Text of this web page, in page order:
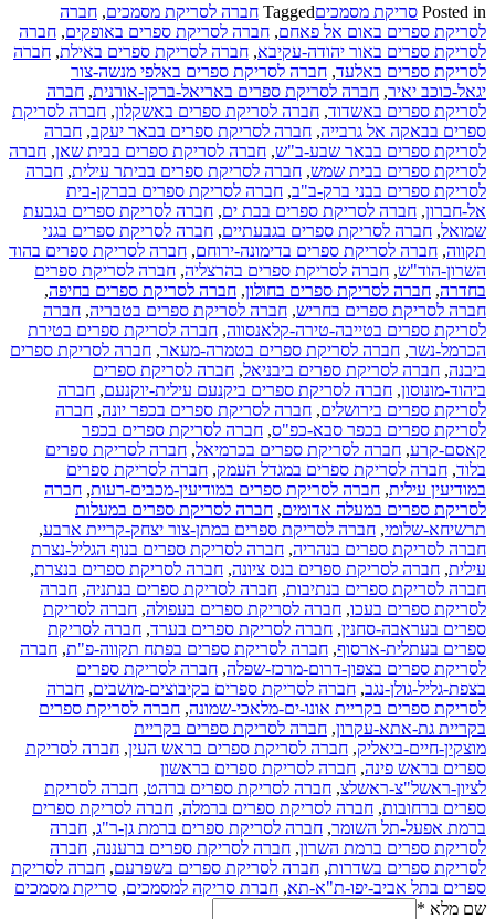
Posted in סריקת מסמכיםTagged חברה לסריקת מסמכים, חברה
לסריקת ספרים באום אל פאחם, חברה לסריקת ספרים באופקים, חברה
לסריקת ספרים באור יהודה-עקיבא, חברה לסריקת ספרים באילת, חברה
לסריקת ספרים באלעד, חברה לסריקת ספרים באלפי מנשה-צור
יגאל-כוכב יאיר, חברה לסריקת ספרים באריאל-ברקן-אורנית, חברה
לסריקת ספרים באשדוד, חברה לסריקת ספרים באשקלון, חברה לסריקת
ספרים בבאקה אל גרבייה, חברה לסריקת ספרים בבאר יעקב, חברה
לסריקת ספרים בבאר שבע-ב"ש, חברה לסריקת ספרים בבית שאן, חברה
לסריקת ספרים בבית שמש, חברה לסריקת ספרים בביתר עילית, חברה
לסריקת ספרים בבני ברק-ב"ב, חברה לסריקת ספרים בברקן-בית
אל-חברון, חברה לסריקת ספרים בבת ים, חברה לסריקת ספרים בגבעת
שמואל, חברה לסריקת ספרים בגבעתיים, חברה לסריקת ספרים בגני
תקווה, חברה לסריקת ספרים בדימונה-ירוחם, חברה לסריקת ספרים בהוד
השרון-הוד"ש, חברה לסריקת ספרים בהרצליה, חברה לסריקת ספרים
בחדרה, חברה לסריקת ספרים בחולון, חברה לסריקת ספרים בחיפה,
חברה לסריקת ספרים בחריש, חברה לסריקת ספרים בטבריה, חברה
לסריקת ספרים בטייבה-טירה-קלאנסווה, חברה לסריקת ספרים בטירת
הכרמל-נשר, חברה לסריקת ספרים בטמרה-מעאר, חברה לסריקת ספרים
ביבנה, חברה לסריקת ספרים ביבניאל, חברה לסריקת ספרים
ביהוד-מונוסון, חברה לסריקת ספרים ביקנעם עילית-יוקנעם, חברה
לסריקת ספרים בירושלים, חברה לסריקת ספרים בכפר יונה, חברה
לסריקת ספרים בכפר סבא-כפ"ס, חברה לסריקת ספרים בכפר
קאסם-קרע, חברה לסריקת ספרים בכרמיאל, חברה לסריקת ספרים
בלוד, חברה לסריקת ספרים במגדל העמק, חברה לסריקת ספרים
במודיעין עילית, חברה לסריקת ספרים במודיעין-מכבים-רעות, חברה
לסריקת ספרים במעלה אדומים, חברה לסריקת ספרים במעלות
תרשיחא-שלומי, חברה לסריקת ספרים במתן-צור יצחק-קריית ארבע,
חברה לסריקת ספרים בנהריה, חברה לסריקת ספרים בנוף הגליל-נצרת
עילית, חברה לסריקת ספרים בנס ציונה, חברה לסריקת ספרים בנצרת,
חברה לסריקת ספרים בנתיבות, חברה לסריקת ספרים בנתניה, חברה
לסריקת ספרים בעכו, חברה לסריקת ספרים בעפולה, חברה לסריקת
ספרים בעראבה-סחנין, חברה לסריקת ספרים בערד, חברה לסריקת
ספרים בעתלית-ארסוף, חברה לסריקת ספרים בפתח תקווה-פ"ת, חברה
לסריקת ספרים בצפון-דרום-מרכז-שפלה, חברה לסריקת ספרים
בצפת-גליל-גולן-נגב, חברה לסריקת ספרים בקיבוצים-מושבים, חברה
לסריקת ספרים בקריית אונו-ים-מלאכי-שמונה, חברה לסריקת ספרים
בקריית גת-אתא-עקרון, חברה לסריקת ספרים בקריית
מוצקין-חיים-ביאליק, חברה לסריקת ספרים בראש העין, חברה לסריקת
ספרים בראש פינה, חברה לסריקת ספרים בראשון
לציון-ראשל"צ-ראשלצ, חברה לסריקת ספרים ברהט, חברה לסריקת
ספרים ברחובות, חברה לסריקת ספרים ברמלה, חברה לסריקת ספרים
ברמת אפעל-תל השומר, חברה לסריקת ספרים ברמת גן-ר"ג, חברה
לסריקת ספרים ברמת השרון, חברה לסריקת ספרים ברעננה, חברה
לסריקת ספרים בשדרות, חברה לסריקת ספרים בשפרעם, חברה לסריקת
ספרים בתל אביב-יפו-ת"א-תא, חברת סריקה למסמכים, סריקת מסמכים
שם מלא *